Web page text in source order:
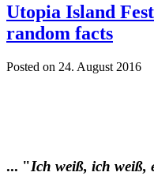
Utopia Island
random facts
Posted on 24. August 2016
... "Ich weiß, ich weiß,